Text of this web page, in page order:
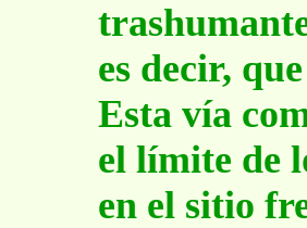
es decir,
Esta vía
el límite de
en el sitio